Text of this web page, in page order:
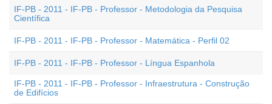
IF-PB - 2011 - IF-PB - Professor - Metodologia da Pesquisa
Científica
IF-PB - 2011 - IF-PB - Professor - Matemática - Perfil 02
IF-PB - 2011 - IF-PB - Professor - Língua Espanhola
IF-PB - 2011 - IF-PB - Professor - Infraestrutura - Construção
de Edifícios